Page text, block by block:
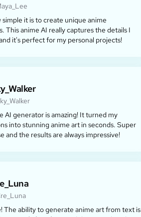
simple it is to create unique anime
This anime AI really captures the details I
it's perfect for my personal projects!
AI generator is amazing! It turned my
into stunning anime art in seconds. Super
and the results are always impressive!
The ability to generate anime art from text is